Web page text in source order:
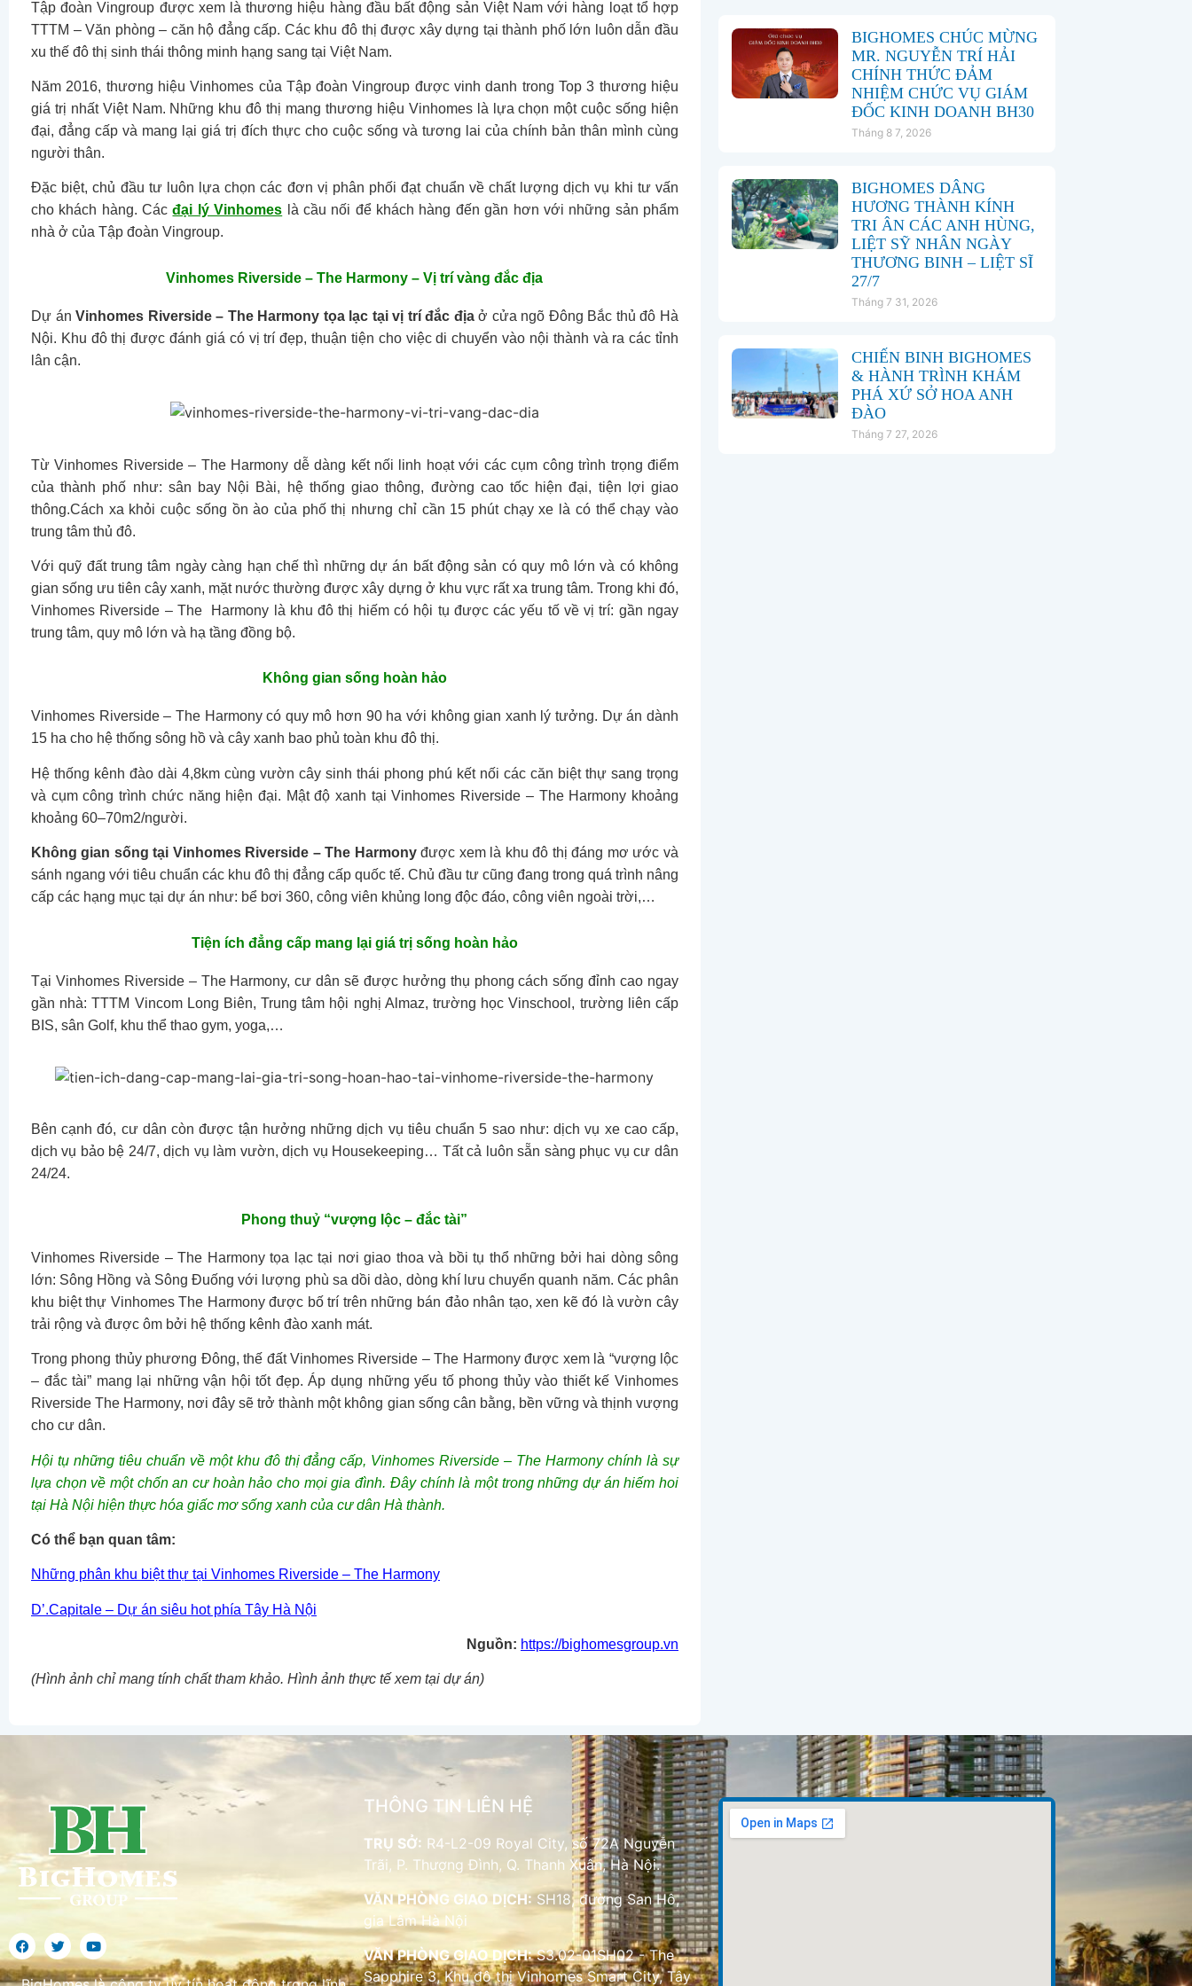
Tập đoàn Vingroup được xem là thương hiệu hàng đầu bất động sản Việt Nam với hàng loạt tổ hợp
TTTM – Văn phòng – căn hộ đẳng cấp. Các khu đô thị được xây dựng tại thành phố lớn luôn dẫn đầu
xu thế đô thị sinh thái thông minh hạng sang tại Việt Nam.
Năm 2016, thương hiệu Vinhomes của Tập đoàn Vingroup được vinh danh trong Top 3 thương hiệu
giá trị nhất Việt Nam. Những khu đô thị mang thương hiệu Vinhomes là lựa chọn một cuộc sống hiện
đại, đẳng cấp và mang lại giá trị đích thực cho cuộc sống và tương lai của chính bản thân mình cùng
người thân.
Đặc biệt, chủ đầu tư luôn lựa chọn các đơn vị phân phối đạt chuẩn về chất lượng dịch vụ khi tư vấn
cho khách hàng. Cácđại lý Vinhomes là cầu nối để khách hàng đến gần hơn với những sản phẩm
nhà ở của Tập đoàn Vingroup.
Vinhomes Riverside – The Harmony – Vị trí vàng đắc địa
Dự ánVinhomes Riverside – The Harmony tọa lạc tại vị trí đắc địaở cửa ngõ Đông Bắc thủ đô Hà
Nội. Khu đô thị được đánh giá có vị trí đẹp, thuận tiện cho việc di chuyển vào nội thành và ra các tỉnh
lân cận.
Từ Vinhomes Riverside – The Harmony dễ dàng kết nối linh hoạt với các cụm công trình trọng điểm
của thành phố như: sân bay Nội Bài, hệ thống giao thông, đường cao tốc hiện đại, tiện lợi giao
thông.Cách xa khỏi cuộc sống ồn ào của phố thị nhưng chỉ cần 15 phút chạy xe là có thể chạy vào
trung tâm thủ đô.
Với quỹ đất trung tâm ngày càng hạn chế thì những dự án bất động sản có quy mô lớn và có không
gian sống ưu tiên cây xanh, mặt nước thường được xây dựng ở khu vực rất xa trung tâm. Trong khi đó,
Vinhomes Riverside – The Harmony là khu đô thị hiếm có hội tụ được các yếu tố về vị trí: gần ngay
trung tâm, quy mô lớn và hạ tầng đồng bộ.
Không gian sống hoàn hảo
Vinhomes Riverside – The Harmony có quy mô hơn 90 ha với không gian xanh lý tưởng. Dự án dành
15 ha cho hệ thống sông hồ và cây xanh bao phủ toàn khu đô thị.
Hệ thống kênh đào dài 4,8km cùng vườn cây sinh thái phong phú kết nối các căn biệt thự sang trọng
và cụm công trình chức năng hiện đại. Mật độ xanh tại Vinhomes Riverside – The Harmony khoảng
khoảng 60–70m2/người.
Không gian sống tại Vinhomes Riverside – The Harmony được xem là khu đô thị đáng mơ ước và
sánh ngang với tiêu chuẩn các khu đô thị đẳng cấp quốc tế. Chủ đầu tư cũng đang trong quá trình nâng
cấp các hạng mục tại dự án như: bể bơi 360, công viên khủng long độc đáo, công viên ngoài trời,…
Tiện ích đẳng cấp mang lại giá trị sống hoàn hảo
Tại Vinhomes Riverside – The Harmony, cư dân sẽ được hưởng thụ phong cách sống đỉnh cao ngay
gần nhà: TTTM Vincom Long Biên, Trung tâm hội nghị Almaz, trường học Vinschool, trường liên cấp
BIS, sân Golf, khu thể thao gym, yoga,…
Bên cạnh đó, cư dân còn được tận hưởng những dịch vụ tiêu chuẩn 5 sao như: dịch vụ xe cao cấp,
dịch vụ bảo bệ 24/7, dịch vụ làm vườn, dịch vụ Housekeeping… Tất cả luôn sẵn sàng phục vụ cư dân
24/24.
Phong thuỷ “vượng lộc – đắc tài”
Vinhomes Riverside – The Harmony tọa lạc tại nơi giao thoa và bồi tụ thổ những bởi hai dòng sông
lớn: Sông Hồng và Sông Đuống với lượng phù sa dồi dào, dòng khí lưu chuyển quanh năm. Các phân
khu biệt thự Vinhomes The Harmony được bố trí trên những bán đảo nhân tạo, xen kẽ đó là vườn cây
trải rộng và được ôm bởi hệ thống kênh đào xanh mát.
Trong phong thủy phương Đông, thế đất Vinhomes Riverside – The Harmony được xem là “vượng lộc
– đắc tài” mang lại những vận hội tốt đẹp. Áp dụng những yếu tố phong thủy vào thiết kế Vinhomes
Riverside The Harmony, nơi đây sẽ trở thành một không gian sống cân bằng, bền vững và thịnh vượng
cho cư dân.
Hội tụ những tiêu chuẩn về một khu đô thị đẳng cấp, Vinhomes Riverside – The Harmony chính là sự
lựa chọn về một chốn an cư hoàn hảo cho mọi gia đình. Đây chính là một trong những dự án hiếm hoi
tại Hà Nội hiện thực hóa giấc mơ sống xanh của cư dân Hà thành.
Có thể bạn quan tâm:
Những phân khu biệt thự tại Vinhomes Riverside – The Harmony
D’.Capitale – Dự án siêu hot phía Tây Hà Nội
Nguồn: https://bighomesgroup.vn
(Hình ảnh chỉ mang tính chất tham khảo. Hình ảnh thực tế xem tại dự án)
BIGHOMES CHÚC MỪNG
MR. NGUYỄN TRÍ HẢI
CHÍNH THỨC ĐẢM
NHIỆM CHỨC VỤ GIÁM
ĐỐC KINH DOANH BH30
Tháng 8 7, 2026
BIGHOMES DÂNG
HƯƠNG THÀNH KÍNH
TRI ÂN CÁC ANH HÙNG,
LIỆT SỸ NHÂN NGÀY
THƯƠNG BINH – LIỆT SĨ
27/7
Tháng 7 31, 2026
CHIẾN BINH BIGHOMES
& HÀNH TRÌNH KHÁM
PHÁ XỨ SỞ HOA ANH
ĐÀO
Tháng 7 27, 2026
THÔNG TIN LIÊN HỆ
TRỤ SỞ: R4-L2-09 Royal City, số 72A Nguyễn
Trãi, P. Thượng Đình, Q. Thanh Xuân, Hà Nội.
VĂN PHÒNG GIAO DỊCH: SH18, đường San Hô,
gia Lâm Hà Nội
VĂN PHÒNG GIAO DỊCH:S3.02-01SH02 - The
Sapphire 3, Khu đô thị Vinhomes Smart City, Tây